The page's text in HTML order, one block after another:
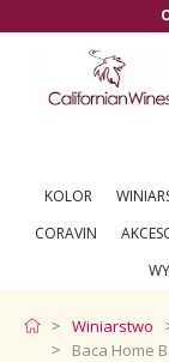
KOLOR
CORAVIN
Winiarstwo
Baca Home